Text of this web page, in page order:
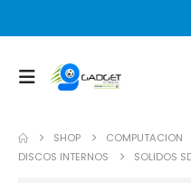
SHOP COMPUTACION
DISCOS INTERNOS
SOLIDOS